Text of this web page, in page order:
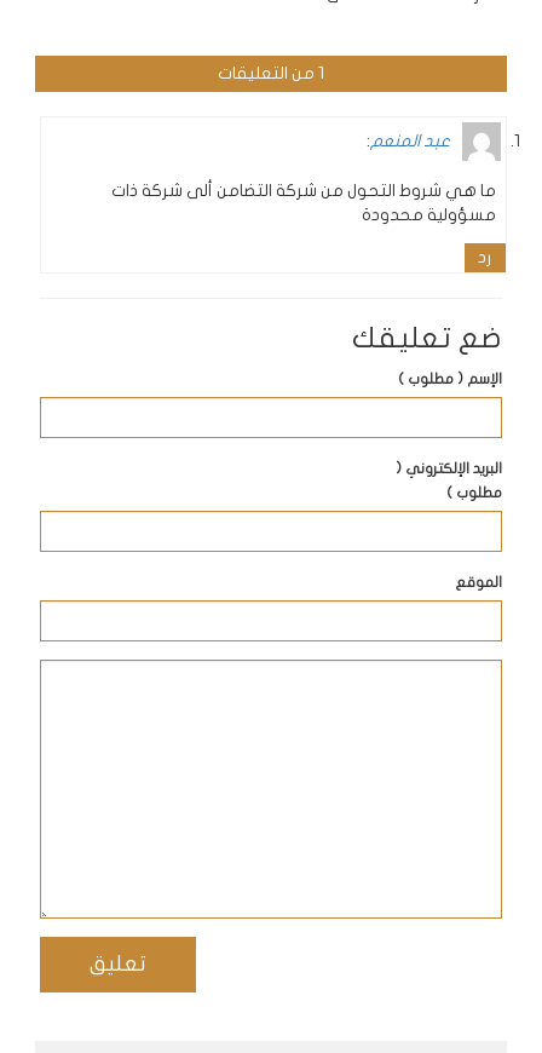
1 من التعليقات
عبد المنعم :
ما هي شروط التحول من شركة التضامن ألى شركة ذات
مسؤولية محدودة
رد
ضع تعليقك
الإسم ( مطلوب )
البريد الإلكتروني (
مطلوب )
الموقع